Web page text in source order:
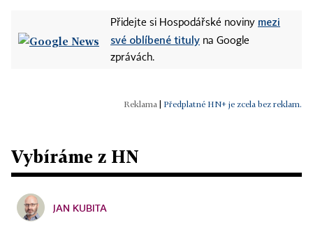
Přidejte si Hospodářské noviny mezi
své oblíbené tituly na Google
zprávách.
Předplatné HN+ je zcela bez reklam.
Vybíráme z HN
JAN KUBITA